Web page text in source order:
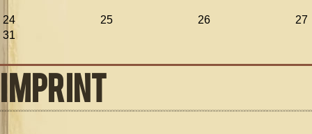
24 25 26
27
31
IMPRINT